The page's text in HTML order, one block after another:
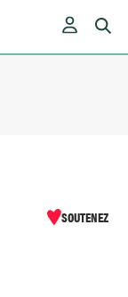
SOUTENEZ